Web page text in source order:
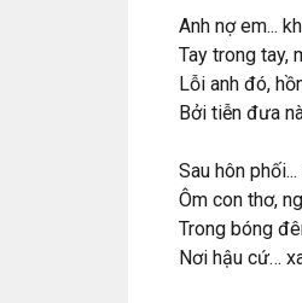
Anh nợ em...
Tay trong tay,
Lỗi anh đó,
Bởi tiễn đưa
Sau hôn
Ôm con thơ,
Trong bóng
Nơi hậu cứ…